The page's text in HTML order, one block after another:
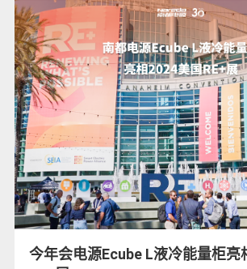
今年会电源Ecube L液冷能量柜亮